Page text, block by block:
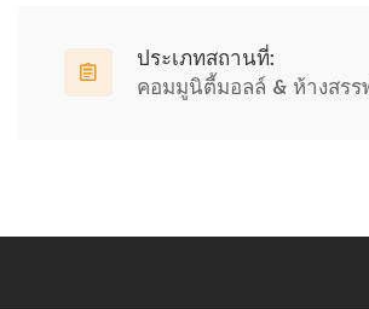
ประเภทสถานที่:
คอมมูนิตี้มอลล์ & ห้างสรร